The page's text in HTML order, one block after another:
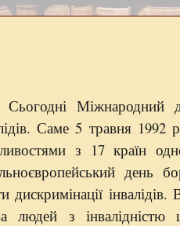
Сьогодні Міжнародний
Саме 5 травня
з 17 країн
день
дискримінації
людей з інвалідністю